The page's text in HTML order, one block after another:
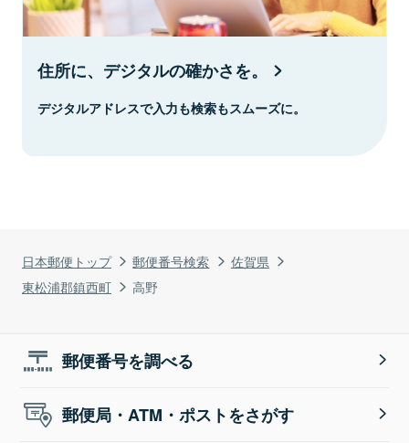
日本郵便トップ 郵便番号検索
佐賀県
東松浦郡鎮西町
高野
住所に、デジタルの確かさを。
デジタルアドレスで入力も検索もスムーズに。
郵便番号を調べる
郵便局・ATM・ポストをさがす